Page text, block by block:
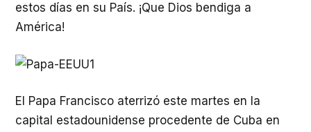
estos días en su País. ¡Que Dios bendiga a
América!
El Papa Francisco aterrizó este martes en la
capital estadounidense procedente de Cuba en